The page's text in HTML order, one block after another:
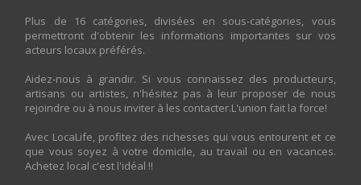
Plus de 16 catégories, divisées en sous-catégories, vous
permettront d'obtenir les informations importantes sur vos
acteurs locaux préférés.
Aidez-nous à grandir. Si vous connaissez des producteurs,
artisans ou artistes, n'hésitez pas à leur proposer de nous
rejoindre ou à nous inviter à les contacter.L'union fait la force!
Avec LocaLife, profitez des richesses qui vous entourent et ce
que vous soyez à votre domicile, au travail ou en vacances.
Achetez local c'est l'idéal !!